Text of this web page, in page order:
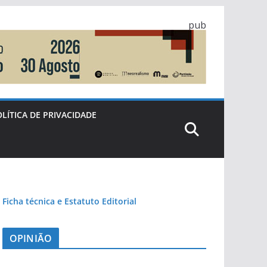
pub
DE PRIVACIDADE
Ficha técnica e Estatuto Editorial
OPINIÃO